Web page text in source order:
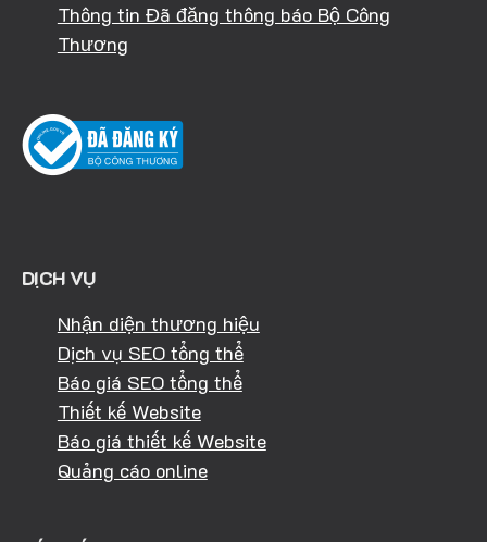
Thông tin Đã đăng thông báo Bộ Công
Thương
DỊCH VỤ
Nhận diện thương hiệu
Dịch vụ SEO tổng thể
Báo giá SEO tổng thể
Thiết kế Website
Báo giá thiết kế Website
Quảng cáo online